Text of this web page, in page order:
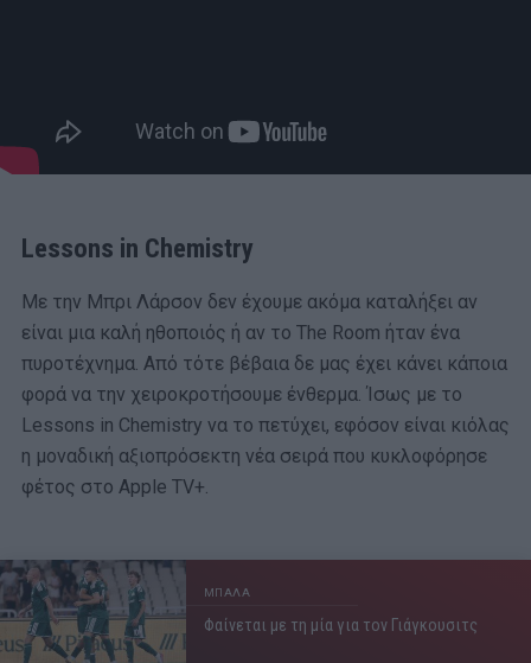
Lessons in Chemistry
Με την Μπρι Λάρσον δεν έχουμε ακόμα καταλήξει αν
είναι μια καλή ηθοποιός ή αν το The Room ήταν ένα
πυροτέχνημα. Από τότε βέβαια δε μας έχει κάνει κάποια
φορά να την χειροκροτήσουμε ένθερμα. Ίσως με το
Lessons in Chemistry να το πετύχει, εφόσον είναι κιόλας
η μοναδική αξιοπρόσεκτη νέα σειρά που κυκλοφόρησε
φέτος στο Apple TV+.
ΜΠΑΛΑ
Φαίνεται με τη μία για τον Γιάγκουσιτς